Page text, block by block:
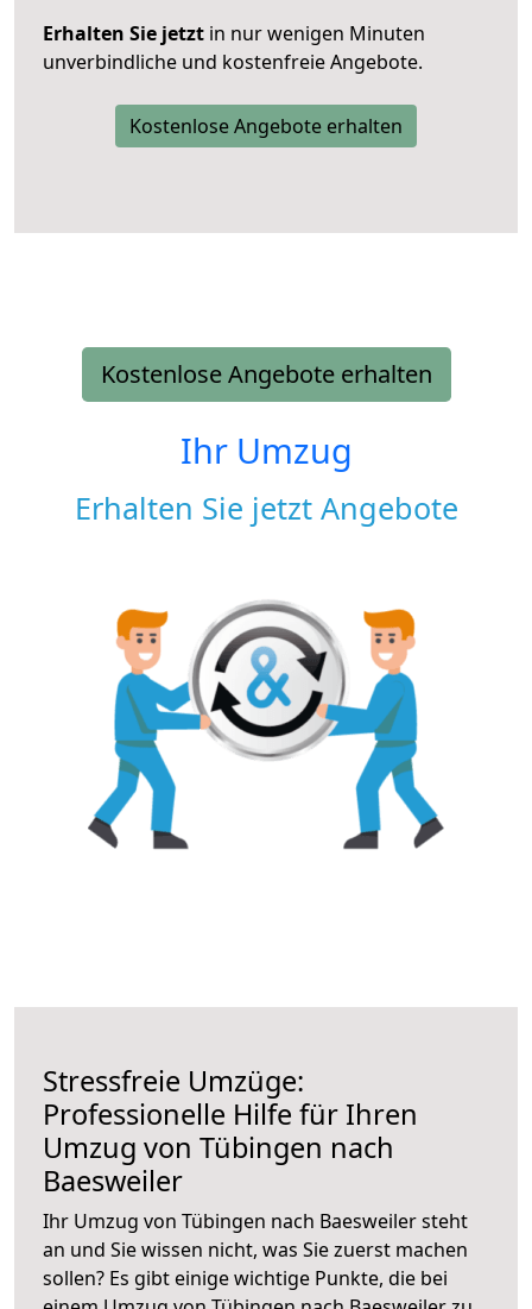
Erhalten Sie jetzt in nur wenigen Minuten
unverbindliche und kostenfreie Angebote.
Kostenlose Angebote erhalten
Kostenlose Angebote erhalten
Ihr Umzug
Erhalten Sie jetzt Angebote
Stressfreie Umzüge:
Professionelle Hilfe für Ihren
Umzug von Tübingen nach
Baesweiler
Ihr Umzug von Tübingen nach Baesweiler steht
an und Sie wissen nicht, was Sie zuerst machen
sollen? Es gibt einige wichtige Punkte, die bei